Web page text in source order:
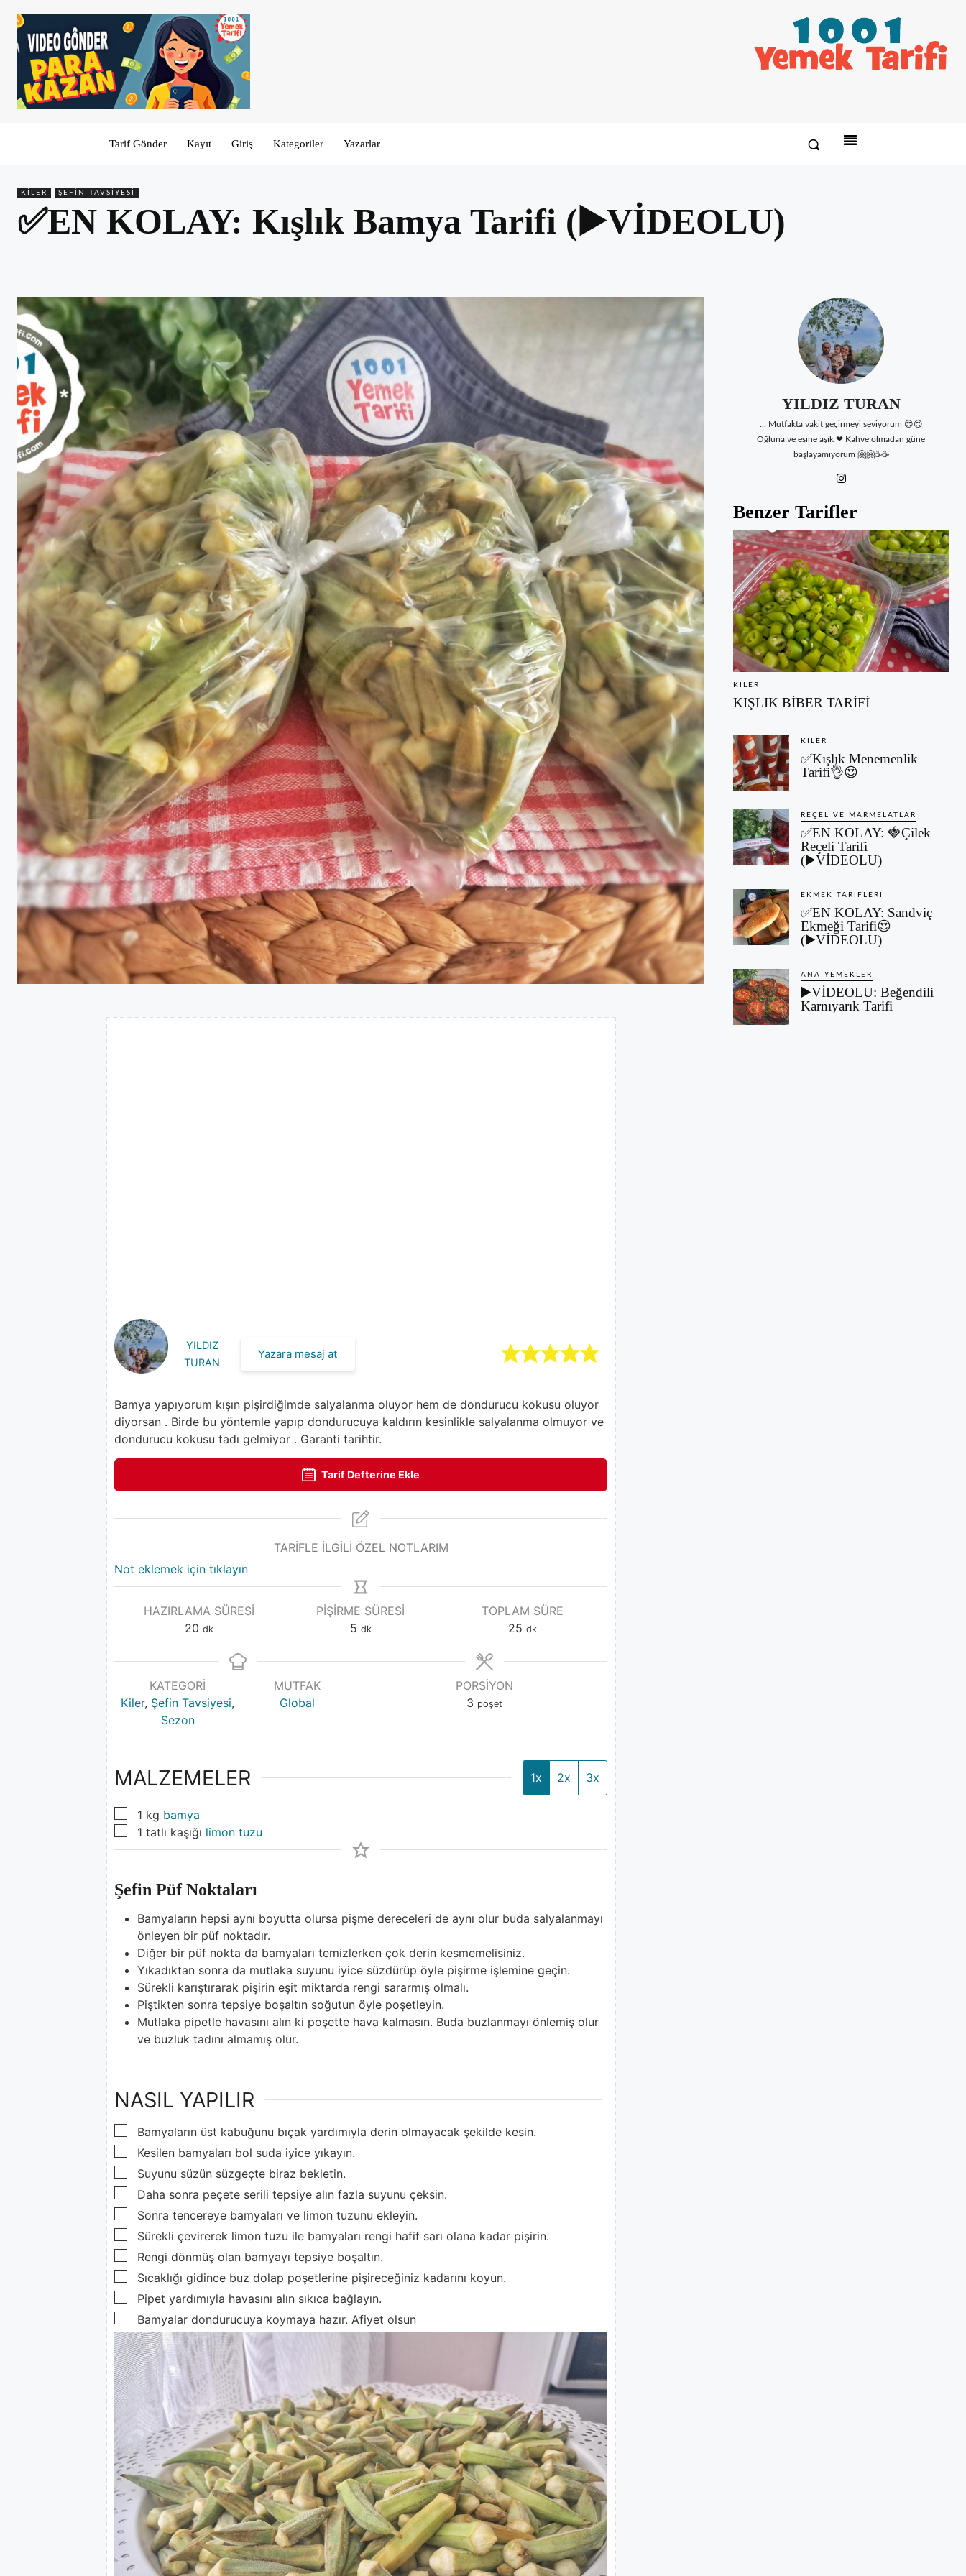
Tarif Gönder Kayıt Giriş Kategoriler Yazarlar
KILER ŞEFIN TAVSIYESI
✅EN KOLAY: Kışlık Bamya Tarifi (▶️VİDEOLU)
YILDIZ
TURAN
Yazara mesaj at
Bamya yapıyorum kışın pişirdiğimde salyalanma oluyor hem de dondurucu kokusu oluyor
diyorsan . Birde bu yöntemle yapıp dondurucuya kaldırın kesinlikle salyalanma olmuyor ve
dondurucu kokusu tadı gelmiyor . Garanti tarihtir.
Tarif Defterine Ekle
TARİFLE İLGİLİ ÖZEL NOTLARIM
Not eklemek için tıklayın
HAZIRLAMA SÜRESI
20 dk
PIŞIRME SÜRESI
5 dk
TOPLAM SÜRE
25 dk
KATEGORI
Kiler, Şefin Tavsiyesi,
Sezon
MUTFAK
Global
PORSIYON
3 poşet
MALZEMELER 1x 2x 3x
▢
1 kg bamya
▢
1 tatlı kaşığı limon tuzu
Şefin Püf Noktaları
Bamyaların hepsi aynı boyutta olursa pişme dereceleri de aynı olur buda salyalanmayı
önleyen bir püf noktadır.
Diğer bir püf nokta da bamyaları temizlerken çok derin kesmemelisiniz.
Yıkadıktan sonra da mutlaka suyunu iyice süzdürüp öyle pişirme işlemine geçin.
Sürekli karıştırarak pişirin eşit miktarda rengi sararmış olmalı.
Piştikten sonra tepsiye boşaltın soğutun öyle poşetleyin.
Mutlaka pipetle havasını alın ki poşette hava kalmasın. Buda buzlanmayı önlemiş olur
ve buzluk tadını almamış olur.
NASIL YAPILIR
▢
Bamyaların üst kabuğunu bıçak yardımıyla derin olmayacak şekilde kesin.
▢
Kesilen bamyaları bol suda iyice yıkayın.
▢
Suyunu süzün süzgeçte biraz bekletin.
▢
Daha sonra peçete serili tepsiye alın fazla suyunu çeksin.
▢
Sonra tencereye bamyaları ve limon tuzunu ekleyin.
▢
Sürekli çevirerek limon tuzu ile bamyaları rengi hafif sarı olana kadar pişirin.
▢
Rengi dönmüş olan bamyayı tepsiye boşaltın.
▢
Sıcaklığı gidince buz dolap poşetlerine pişireceğiniz kadarını koyun.
▢
Pipet yardımıyla havasını alın sıkıca bağlayın.
▢
Bamyalar dondurucuya koymaya hazır. Afiyet olsun
YILDIZ TURAN
... Mutfakta vakit geçirmeyi seviyorum 😍😍
Oğluna ve eşine aşık ❤ Kahve olmadan güne
başlayamıyorum 🤗🤗☕☕
Benzer Tarifler
KILER
KIŞLIK BİBER TARİFİ
KILER
✅Kışlık Menemenlik
Tarifi👌😍
REÇEL VE MARMELATLAR
✅EN KOLAY: 🍓Çilek
Reçeli Tarifi
(▶️VİDEOLU)
EKMEK TARIFLERI
✅EN KOLAY: Sandviç
Ekmeği Tarifi😍
(▶️VİDEOLU)
ANA YEMEKLER
▶️VİDEOLU: Beğendili
Karnıyarık Tarifi